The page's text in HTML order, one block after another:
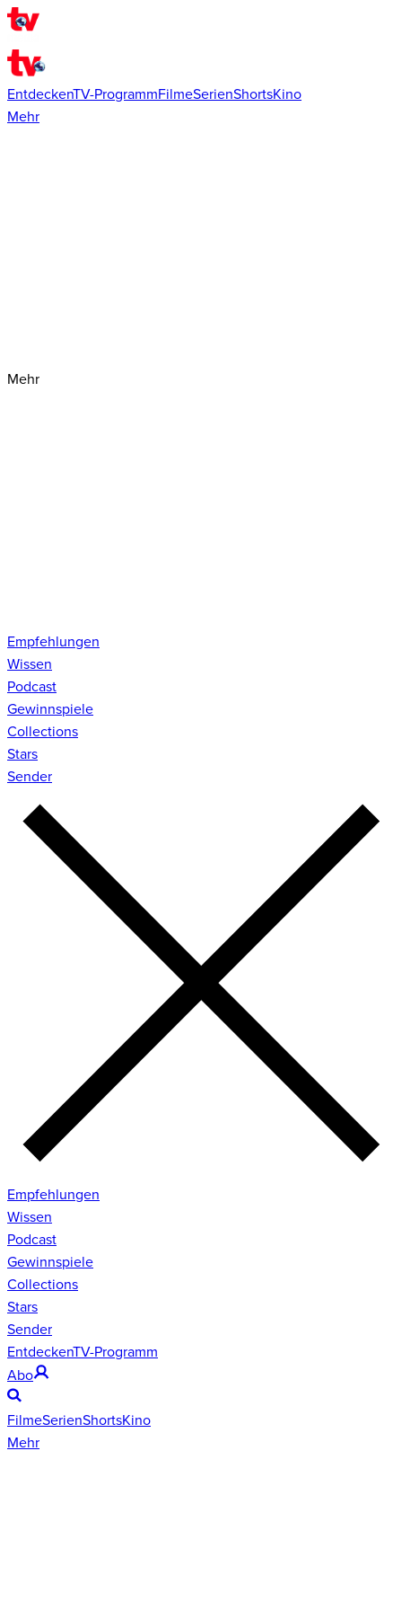
EntdeckenTV-ProgrammFilmeSerienShortsKino
Mehr
Mehr
Empfehlungen
Wissen
Podcast
Gewinnspiele
Collections
Stars
Sender
Empfehlungen
Wissen
Podcast
Gewinnspiele
Collections
Stars
Sender
EntdeckenTV-Programm
Abo
FilmeSerienShortsKino
Mehr